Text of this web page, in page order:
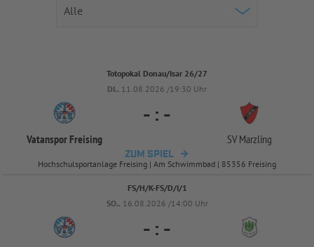
Totopokal Donau/Isar 26/27
DI.. 11.08.2026 /19:30 Uhr
Vatanspor Freising
- : -
SV Marzling
ZUM SPIEL
Hochschulsportanlage Freising | Am Schwimmbad | 85356 Freising
FS/H/K-FS/D/I/1
SO.. 16.08.2026 /14:00 Uhr
- : -